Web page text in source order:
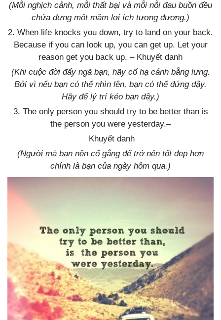
(Mỗi nghịch cảnh, mỗi thất bại và mỗi nỗi đau buồn đều
chứa đựng một mầm lợi ích tương đương.)
2. When life knocks you down, try to land on your back.
Because if you can look up, you can get up. Let your
reason get you back up. – Khuyết danh
(Khi cuộc đời đẩy ngã bạn, hãy cố hạ cánh bằng lưng.
Bởi vì nếu bạn có thể nhìn lên, bạn có thể đứng dậy.
Hãy để lý trí kéo bạn dậy.)
3. The only person you should try to be better than is
the person you were yesterday.–
Khuyết danh
(Người mà bạn nên cố gắng để trở nên tốt đẹp hơn
chính là bạn của ngày hôm qua.)